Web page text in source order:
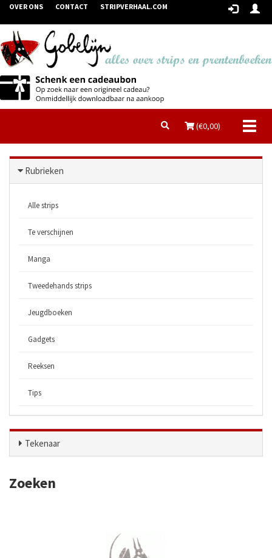
OVER ONS CONTACT STRIPVERHAAL.COM
(€0,00)
Rubrieken
Alle strips
Te verschijnen
Manga
Tweedehands strips
Jeugdboeken
Gadgets
Reeksen
Tips
Tekenaar
Zoeken